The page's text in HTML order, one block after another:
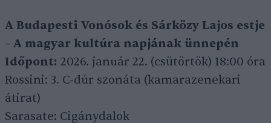
A Budapesti Vonósok és Sárközy Lajos estje
– A magyar kultúra napjának ünnepén
Időpont: 2026. január 22. (csütörtök) 18:00 óra
Rossini: 3. C-dúr szonáta (kamarazenekari
átirat)
Sarasate: Cigánydalok